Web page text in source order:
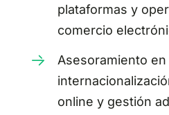
plataformas y
comercio
Asesoramiento en
online y gestión